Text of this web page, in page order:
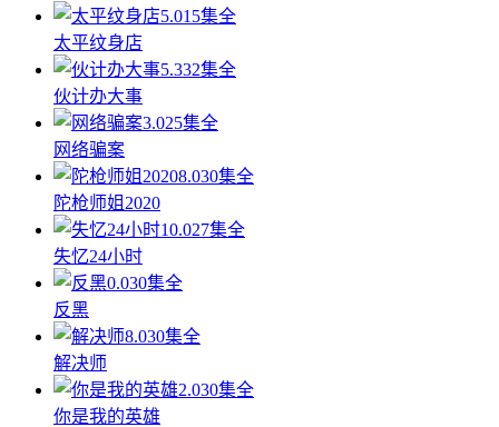
5.015集全
太平纹身店
5.332集全
伙计办大事
3.025集全
网络骗案
8.030集全
陀枪师姐2020
10.027集全
失忆24小时
0.030集全
反黑
8.030集全
解决师
2.030集全
你是我的英雄